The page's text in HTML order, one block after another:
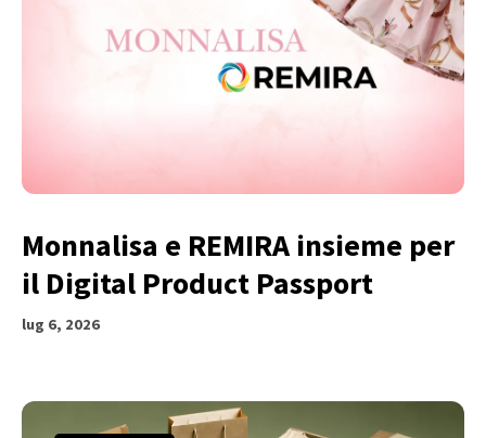
Monnalisa e REMIRA insieme per
il Digital Product Passport
lug 6, 2026